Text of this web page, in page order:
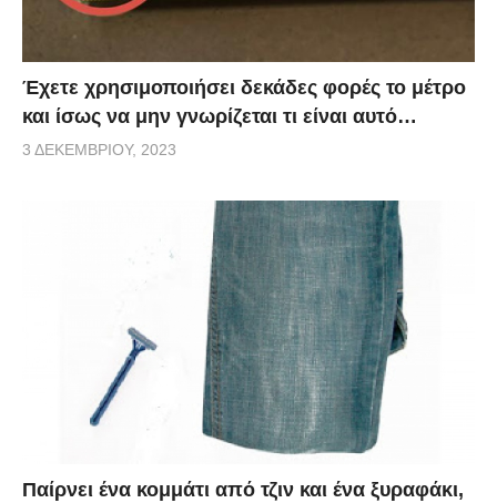
Έχετε χρησιμοποιήσει δεκάδες φορές το μέτρο
και ίσως να μην γνωρίζεται τι είναι αυτό…
3 ΔΕΚΕΜΒΡΊΟΥ, 2023
Παίρνει ένα κομμάτι από τζιν και ένα ξυραφάκι,